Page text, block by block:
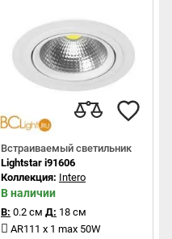
Встраиваемый светильник
Lightstar i91606
Коллекция: Intero
В наличии
В: 0.2 см Д: 18 см
AR111 x 1 max 50W